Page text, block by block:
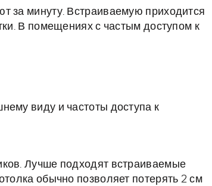
за минуту. Встраиваемую приходится
В помещениях с частым доступом к
виду и частоты доступа к
Лучше подходят встраиваемые
обычно позволяет потерять 2 см